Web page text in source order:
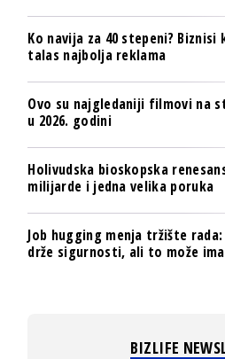
Ko navija za 40 stepeni?
talas najbolja reklama
Ovo su najgledaniji filmovi na
u 2026. godini
Holivudska bioskopska
milijarde i jedna velika poruka
Job hugging menja tržište
drže sigurnosti, ali to može
BIZLIFE